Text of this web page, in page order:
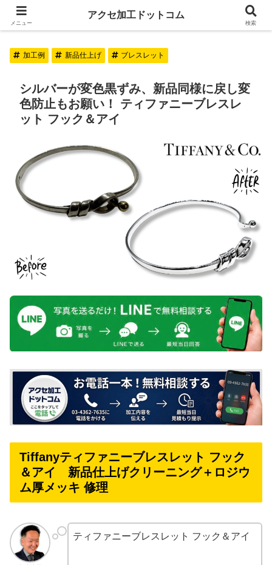
アクセ加工ドットコム
加工例 新品仕上げ ブレスレット
シルバーが変色黒ずみ、新品同様に戻し変
色防止もお願い！ ティファニーブレスレ
ット フック＆アイ
Tiffanyティファニーブレスレット フック
＆アイ 新品仕上げクリーニング＋ロジウ
ム厚メッキ 修理
ティファニーブレスレット フック＆アイ
メニュー
アクセ加工ドットコム
検索